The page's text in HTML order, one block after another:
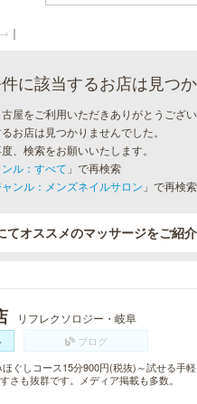
｜
に該当するお店は見つか
屋をご利用いただきありがとうござい
お店は見つかりませんでした。
、検索をお願いいたします。
ル：すべて 」で再検索
ンル：メンズネイルサロン 」で再検索
オススメのマッサージをご紹
リフレクソロジー・岐阜
ブログ
ぐしコース15分900円(税抜)～試せる手
さも抜群です。メディア掲載も多数。